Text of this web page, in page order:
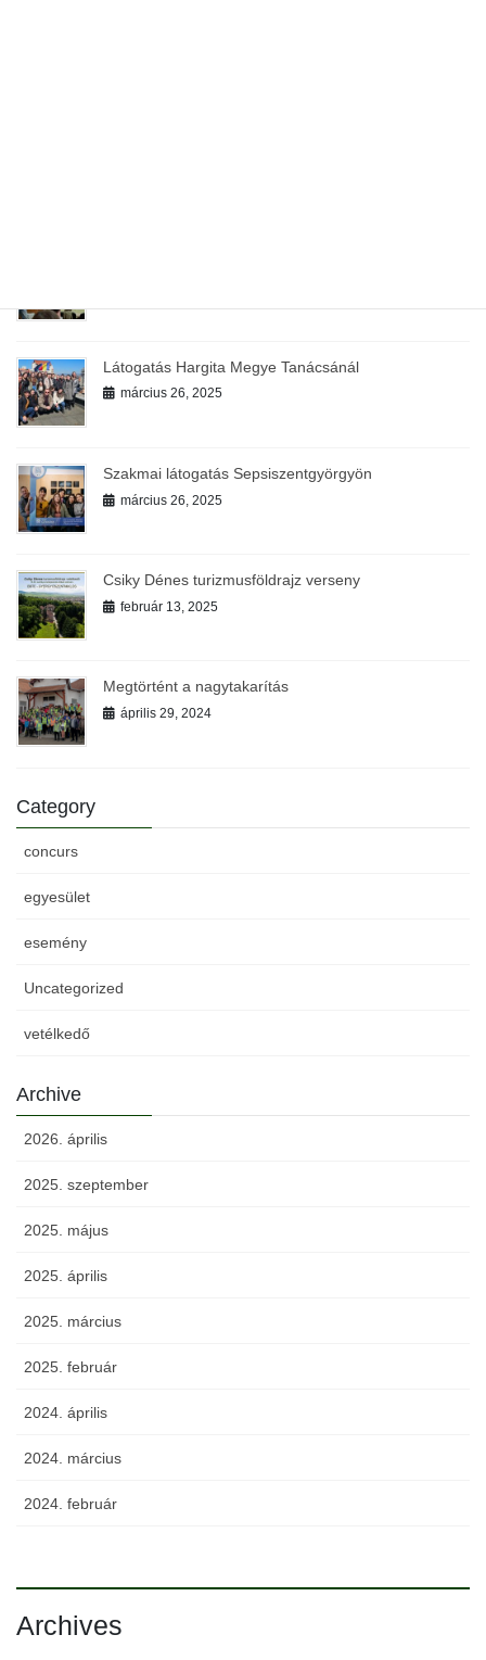
Látogatás Hargita Megye Tanácsánál
március 26, 2025
Szakmai látogatás Sepsiszentgyörgyön
március 26, 2025
Csiky Dénes turizmusföldrajz verseny
február 13, 2025
Megtörtént a nagytakarítás
április 29, 2024
Category
concurs
egyesület
esemény
Uncategorized
vetélkedő
Archive
2026. április
2025. szeptember
2025. május
2025. április
2025. március
2025. február
2024. április
2024. március
2024. február
Archives